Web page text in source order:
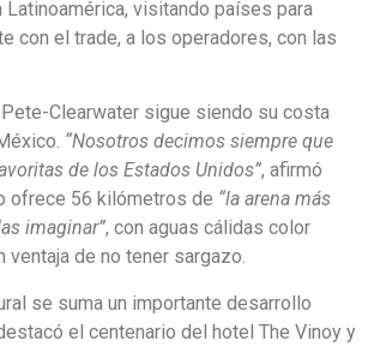
visitando países para
con el trade, a los operadores, con las
Pete-Clearwater sigue siendo su costa
“Nosotros decimos siempre que
de los Estados Unidos”, afirmó
ofrece 56 kilómetros de “la arena más
imaginar”, con aguas cálidas color
ventaja de no tener sargazo.
se suma un importante desarrollo
el centenario del hotel The Vinoy y